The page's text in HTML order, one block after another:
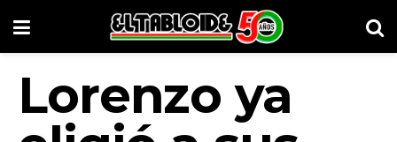
Lorenzo ya